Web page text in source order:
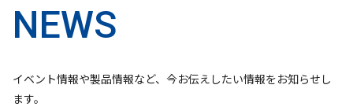
イベント情報や製品情報など、今お伝えしたい情報をお知らせし
ます。